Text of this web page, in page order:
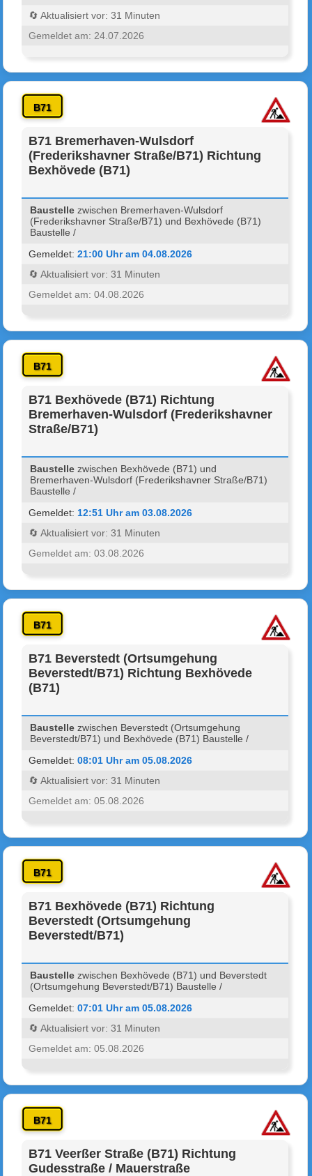
🔄 Aktualisiert vor: 31 Minuten
Gemeldet am: 24.07.2026
B71
B71 Bremerhaven-Wulsdorf
(Frederikshavner Straße/B71) Richtung
Bexhövede (B71)
Baustelle zwischen Bremerhaven-Wulsdorf
(Frederikshavner Straße/B71) und Bexhövede (B71)
Baustelle /
Gemeldet:21:00 Uhr am 04.08.2026
🔄 Aktualisiert vor: 31 Minuten
Gemeldet am: 04.08.2026
B71
B71 Bexhövede (B71) Richtung
Bremerhaven-Wulsdorf (Frederikshavner
Straße/B71)
Baustelle zwischen Bexhövede (B71) und
Bremerhaven-Wulsdorf (Frederikshavner Straße/B71)
Baustelle /
Gemeldet: 12:51 Uhr am 03.08.2026
🔄 Aktualisiert vor: 31 Minuten
Gemeldet am: 03.08.2026
B71
B71 Beverstedt (Ortsumgehung
Beverstedt/B71) Richtung Bexhövede
(B71)
Baustelle zwischen Beverstedt (Ortsumgehung
Beverstedt/B71) und Bexhövede (B71) Baustelle /
Gemeldet:08:01 Uhr am 05.08.2026
🔄 Aktualisiert vor: 31 Minuten
Gemeldet am: 05.08.2026
B71
B71 Bexhövede (B71) Richtung
Beverstedt (Ortsumgehung
Beverstedt/B71)
Baustelle zwischen Bexhövede (B71) und Beverstedt
(Ortsumgehung Beverstedt/B71) Baustelle /
Gemeldet:07:01 Uhr am 05.08.2026
🔄 Aktualisiert vor: 31 Minuten
Gemeldet am: 05.08.2026
B71
B71 Veerßer Straße (B71) Richtung
Gudesstraße / Mauerstraße